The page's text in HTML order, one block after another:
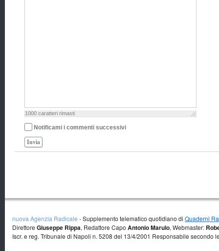
1000 caratteri rimasti
Notificami i commenti successivi
Invia
nuova Agenzia Radicale - Supplemento telematico quotidiano di Quaderni
Direttore Giuseppe Rippa, Redattore Capo Antonio Marulo, Webmaster:
Iscr. e reg. Tribunale di Napoli n. 5208 del 13/4/2001 Responsabile secondo